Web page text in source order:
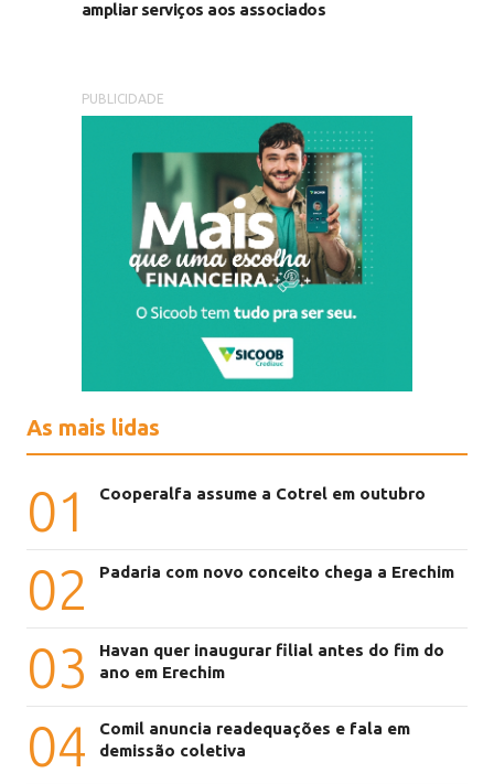
ampliar serviços aos associados
PUBLICIDADE
As mais lidas
01 Cooperalfa assume a Cotrel em outubro
02 Padaria com novo conceito chega a Erechim
03
Havan quer inaugurar filial antes do fim do
ano em Erechim
04
Comil anuncia readequações e fala em
demissão coletiva